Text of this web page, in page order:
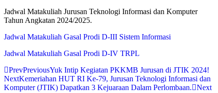
Jadwal Matakuliah Jurusan Teknologi Informasi dan Komputer
Tahun Angkatan 2024/2025.
Jadwal Matakuliah Gasal Prodi D-III Sistem Informasi
Jadwal Matakuliah Gasal Prodi D-IV TRPL
PrevPreviousYuk Intip Kegiatan PKKMB Jurusan di JTIK 2024!
NextKemeriahan HUT RI Ke-79, Jurusan Teknologi Informasi dan
Komputer (JTIK) Dapatkan 3 Kejuaraan Dalam Perlombaan.
Next